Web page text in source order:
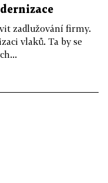
zadlužování firmy.
vlaků. Ta by se